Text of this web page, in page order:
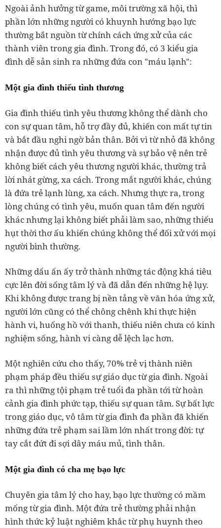
Ngoài ảnh hưởng từ game, môi trường xã hội, thì
phần lớn những người có khuynh hướng bạo lực
thường bắt nguồn từ chính cách ứng xử của các
thành viên trong gia đình. Trong đó, có 3 kiểu gia
đình dễ sản sinh ra những đứa con "máu lạnh":
Một gia đình thiếu tình thương
Gia đình thiếu tình yêu thương không thể dành cho
con sự quan tâm, hỗ trợ đầy đủ, khiến con mất tự tin
và bắt đầu nghi ngờ bản thân. Bởi vì từ nhỏ đã không
nhận được đủ tình yêu thương và sự bảo vệ nên trẻ
không biết cách yêu thương người khác, thường trả
lời nhát gừng, xa cách. Trong mắt người khác, chúng
là đứa trẻ lạnh lùng, xa cách. Nhưng thực ra, trong
lòng chúng có tình yêu, muốn quan tâm đến người
khác nhưng lại không biết phải làm sao, những thiếu
hụt thời thơ ấu khiến chúng không thể đối xử với mọi
người bình thường.
Những dấu ấn ấy trở thành những tác động khá tiêu
cực lên đời sống tâm lý và đã dẫn đến những hệ lụy.
Khi không được trang bị nền tảng về văn hóa ứng xử,
người lớn cũng có thể chông chênh khi thực hiện
hành vi, huống hồ với thanh, thiếu niên chưa có kinh
nghiệm sống, hành vi càng dễ lệch lạc hơn.
Một nghiên cứu cho thấy, 70% trẻ vị thành niên
phạm pháp đều thiếu sự giáo dục từ gia đình. Ngoài
ra thì những tội phạm trẻ tuổi đa phần tới từ hoàn
cảnh gia đình phức tạp, thiếu sự quan tâm. Sự bất lực
trong giáo dục, vô tâm từ gia đình đa phần đã khiến
những đứa trẻ phạm sai lầm lớn nhất trong đời: tự
tay cắt đứt đi sợi dây máu mủ, tình thân.
Một gia đình có cha mẹ bạo lực
Chuyên gia tâm lý cho hay, bạo lực thường có mầm
mống từ gia đình. Một đứa trẻ thường phải nhận
hình thức kỷ luật nghiêm khắc từ phụ huynh theo